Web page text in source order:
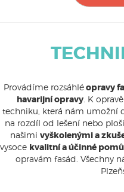
Provádíme rozsáhléopravy
havarijní opravy. K
techniku, která nám umožní
na rozdíl od lešení nebo
našimi vyškolenými a
vysoce kvalitní a účinné
opravám fasád. Všechny